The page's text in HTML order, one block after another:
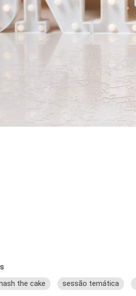
the cake
sessão temática